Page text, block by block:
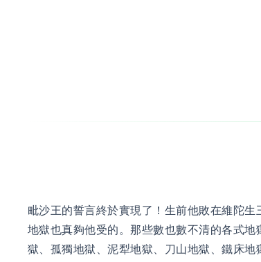
毗沙王的誓言終於實現了！生前他敗在維陀
地獄也真夠他受的。那些數也數不清的各式
獄、孤獨地獄、泥犁地獄、刀山地獄、鐵床